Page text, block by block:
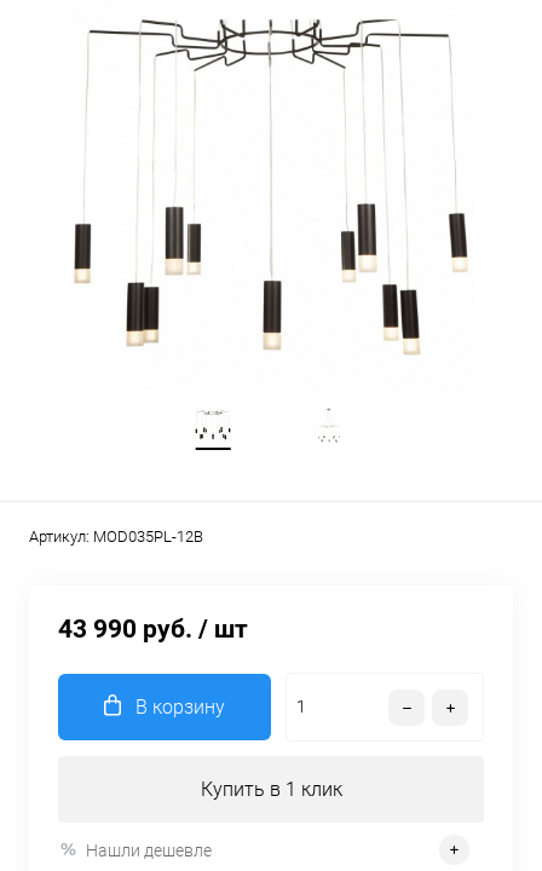
Артикул: MOD035PL-12B
43 990 руб. / шт
В корзину
Купить в 1 клик
Нашли дешевле